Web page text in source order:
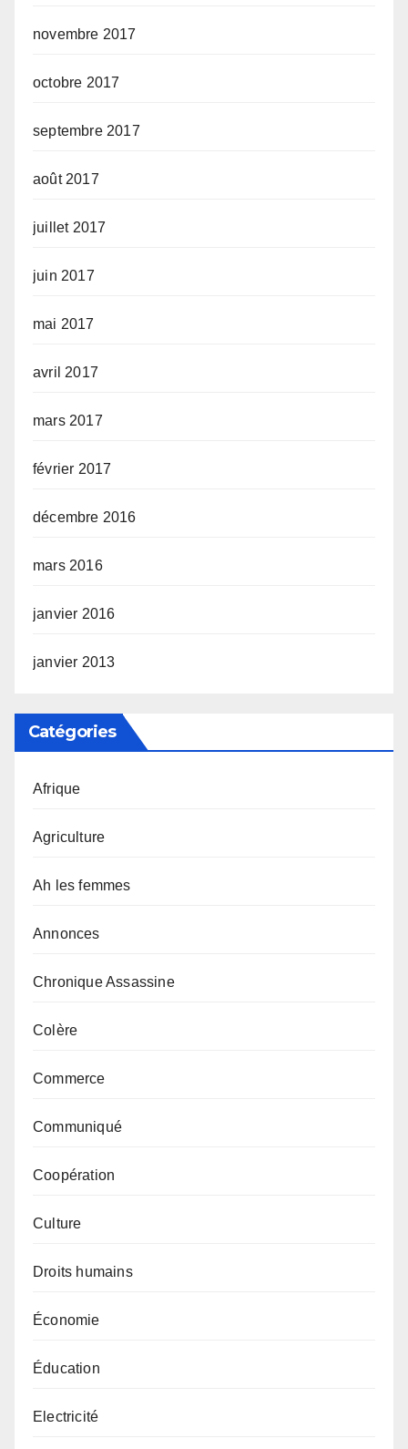
novembre 2017
octobre 2017
septembre 2017
août 2017
juillet 2017
juin 2017
mai 2017
avril 2017
mars 2017
février 2017
décembre 2016
mars 2016
janvier 2016
janvier 2013
Catégories
Afrique
Agriculture
Ah les femmes
Annonces
Chronique Assassine
Colère
Commerce
Communiqué
Coopération
Culture
Droits humains
Économie
Éducation
Electricité